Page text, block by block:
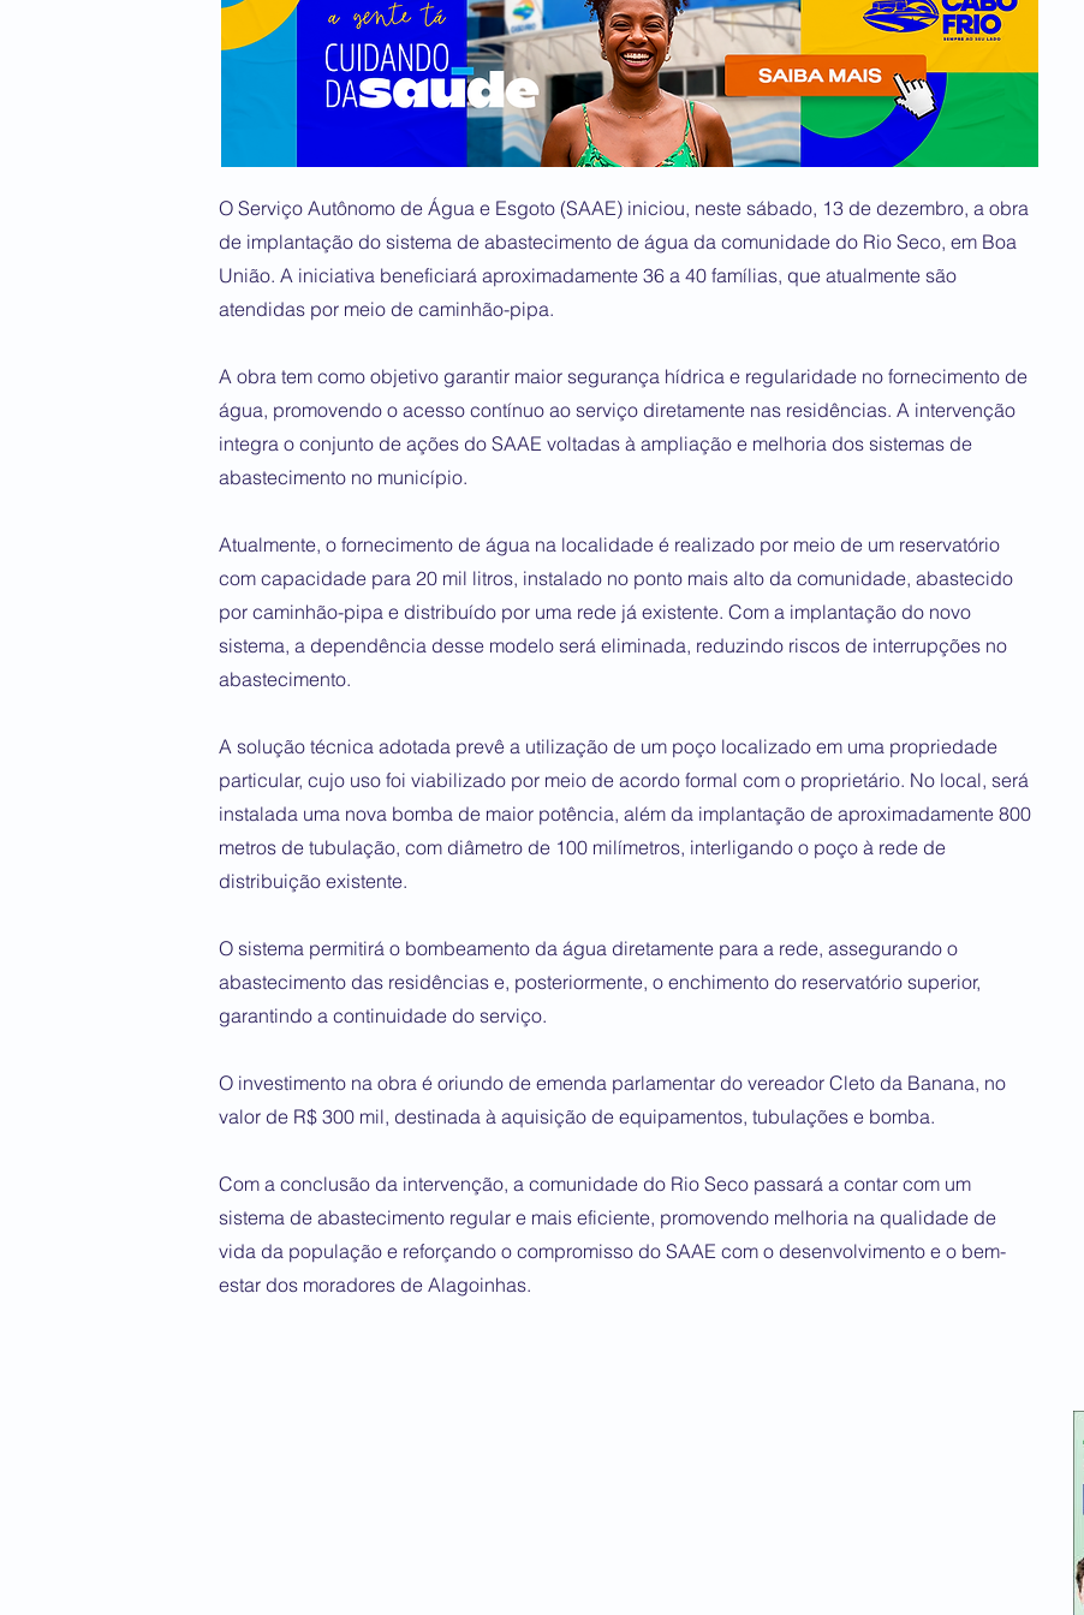
O Serviço Autônomo de Água e Esgoto (SAAE) iniciou, neste sábado, 13 de dezembro, a obra
de implantação do sistema de abastecimento de água da comunidade do Rio Seco, em Boa
União. A iniciativa beneficiará aproximadamente 36 a 40 famílias, que atualmente são
atendidas por meio de caminhão-pipa.
A obra tem como objetivo garantir maior segurança hídrica e regularidade no fornecimento de
água, promovendo o acesso contínuo ao serviço diretamente nas residências. A intervenção
integra o conjunto de ações do SAAE voltadas à ampliação e melhoria dos sistemas de
abastecimento no município.
Atualmente, o fornecimento de água na localidade é realizado por meio de um reservatório
com capacidade para 20 mil litros, instalado no ponto mais alto da comunidade, abastecido
por caminhão-pipa e distribuído por uma rede já existente. Com a implantação do novo
sistema, a dependência desse modelo será eliminada, reduzindo riscos de interrupções no
abastecimento.
A solução técnica adotada prevê a utilização de um poço localizado em uma propriedade
particular, cujo uso foi viabilizado por meio de acordo formal com o proprietário. No local, será
instalada uma nova bomba de maior potência, além da implantação de aproximadamente 800
metros de tubulação, com diâmetro de 100 milímetros, interligando o poço à rede de
distribuição existente.
O sistema permitirá o bombeamento da água diretamente para a rede, assegurando o
abastecimento das residências e, posteriormente, o enchimento do reservatório superior,
garantindo a continuidade do serviço.
O investimento na obra é oriundo de emenda parlamentar do vereador Cleto da Banana, no
valor de R$ 300 mil, destinada à aquisição de equipamentos, tubulações e bomba.
Com a conclusão da intervenção, a comunidade do Rio Seco passará a contar com um
sistema de abastecimento regular e mais eficiente, promovendo melhoria na qualidade de
vida da população e reforçando o compromisso do SAAE com o desenvolvimento e o bem-
estar dos moradores de Alagoinhas.